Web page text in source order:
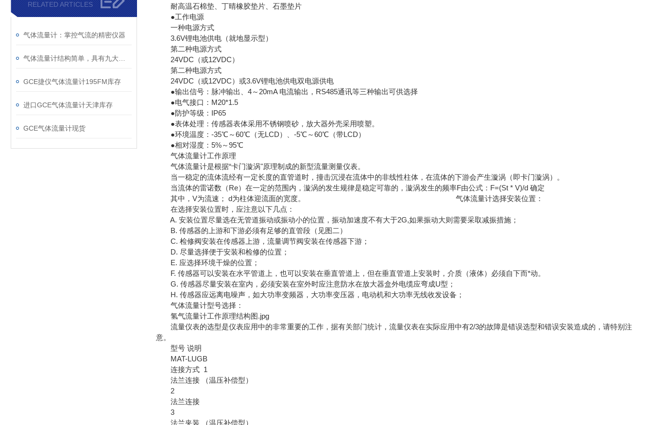
RELATED ARTICLES
气体流量计：掌控气流的精密仪器
GCE捷仪气体流量计195FM库存
进口GCE气体流量计天津库存
GCE气体流量计现货
耐高温石棉垫、丁晴橡胶垫片、石墨垫片
●工作电源
一种电源方式
3.6V锂电池供电（就地显示型）
第二种电源方式
24VDC（或12VDC）
第二种电源方式
24VDC（或12VDC）或3.6V锂电池供电双电源供电
●输出信号：脉冲输出、4～20mA 电流输出，RS485通讯等三种输出可供选择
●电气接口：M20*1.5
●防护等级：IP65
●表体处理：传感器表体采用不锈钢喷砂，放大器外壳采用喷塑。
●环境温度：-35℃～60℃（无LCD）、-5℃～60℃（带LCD）
●相对湿度：5%～95℃
气体流量计工作原理
气体流量计是根据“卡门漩涡"原理制成的新型流量测量仪表。
当一稳定的流体流经有一定长度的直管道时，撞击沉浸在流体中的非线性柱体，在流体的下游会产生漩涡（即卡门漩涡）。
当流体的雷诺数（Re）在一定的范围内，漩涡的发生规律是稳定可靠的，漩涡发生的频率F由公式：F=(St * V)/d 确定
其中，V为流速； d为柱体迎流面的宽度。 气体流量计选择安装位置：
在选择安装位置时，应注意以下几点：
A. 安装位置尽量选在无管道振动或振动小的位置，振动加速度不有大于2G,如果振动大则需要采取减振措施；
B. 传感器的上游和下游必须有足够的直管段（见图二）
C. 检修阀安装在传感器上游，流量调节阀安装在传感器下游；
D. 尽量选择便于安装和检修的位置；
E. 应选择环境干燥的位置；
F. 传感器可以安装在水平管道上，也可以安装在垂直管道上，但在垂直管道上安装时，介质（液体）必须自下而*动。
G. 传感器尽量安装在室内，必须安装在室外时应注意防水在放大器盒外电缆应弯成U型；
H. 传感器应远离电噪声，如大功率变频器，大功率变压器，电动机和大功率无线收发设备；
气体流量计型号选择：
氢气流量计工作原理结构图.jpg
流量仪表的选型是仪表应用中的非常重要的工作，据有关部门统计，流量仪表在实际应用中有2/3的故障是错误选型和错误安装造成的，请特别注
意。
型号 说明
MAT-LUGB
连接方式 1
法兰连接 （温压补偿型）
2
法兰连接
3
法兰夹装 （温压补偿型）